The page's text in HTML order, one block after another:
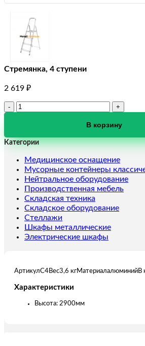
Стремянка, 4 ступени
2 619 ₽
Количество
ступени
В корзину
Категории
Медицинское оснащение
Мусорные контейнеры
Нейтральное оборудование
Производственная мебель
Складская техника
Складское оборудование
Стеллажи
Шкафы металлические
Электрические шкафы
АртикулС4Вес3,6 кгМатериалалюминийВ
Характеристики
Высота: 2900мм